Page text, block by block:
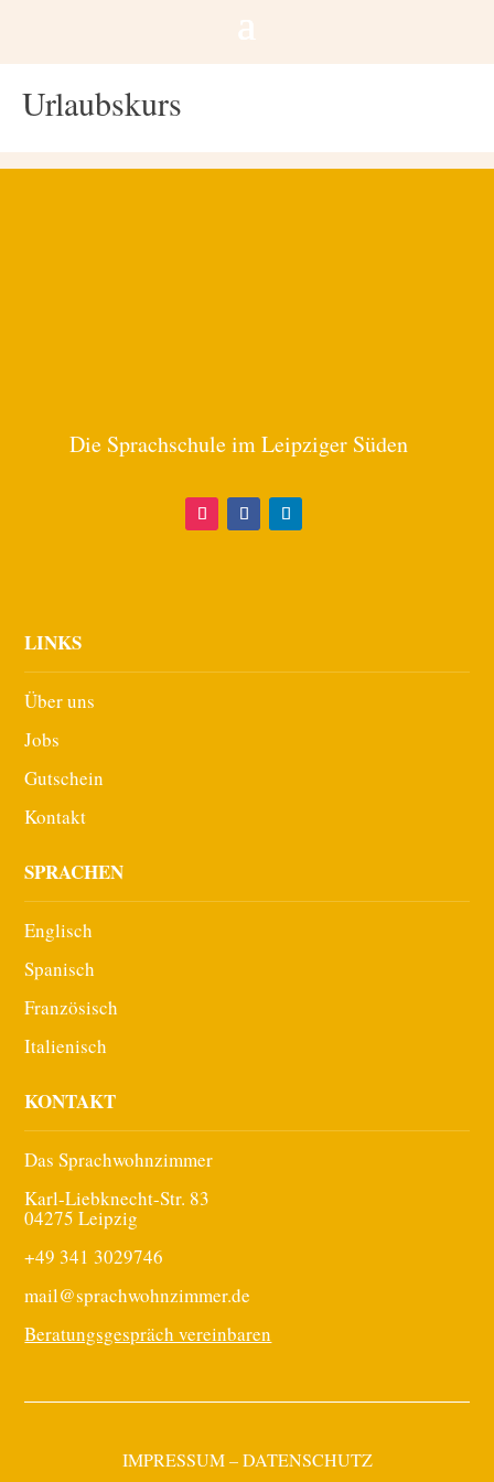
Urlaubskurs
Die Sprachschule im Leipziger Süden
LINKS
Über uns
Jobs
Gutschein
Kontakt
SPRACHEN
Englisch
Spanisch
Französisch
Italienisch
KONTAKT
Das Sprachwohnzimmer
Karl-Liebknecht-Str. 83
04275 Leipzig
+49 341 3029746
mail@sprachwohnzimmer.de
Beratungsgespräch vereinbaren
IMPRESSUM–DATENSCHUTZ